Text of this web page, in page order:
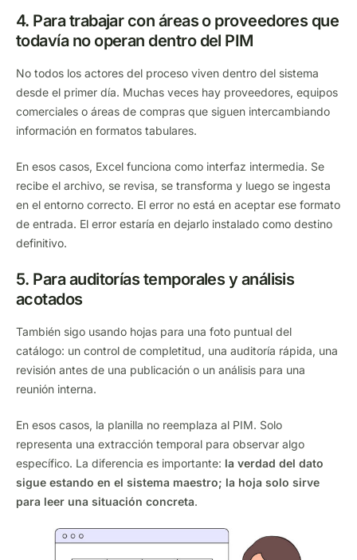
4. Para trabajar con áreas o proveedores que
todavía no operan dentro del PIM
No todos los actores del proceso viven dentro del sistema
desde el primer día. Muchas veces hay proveedores, equipos
comerciales o áreas de compras que siguen intercambiando
información en formatos tabulares.
En esos casos, Excel funciona como interfaz intermedia. Se
recibe el archivo, se revisa, se transforma y luego se ingesta
en el entorno correcto. El error no está en aceptar ese formato
de entrada. El error estaría en dejarlo instalado como destino
definitivo.
5. Para auditorías temporales y análisis
acotados
También sigo usando hojas para una foto puntual del
catálogo: un control de completitud, una auditoría rápida, una
revisión antes de una publicación o un análisis para una
reunión interna.
En esos casos, la planilla no reemplaza al PIM. Solo
representa una extracción temporal para observar algo
específico. La diferencia es importante: la verdad del dato
sigue estando en el sistema maestro; la hoja solo sirve
para leer una situación concreta.